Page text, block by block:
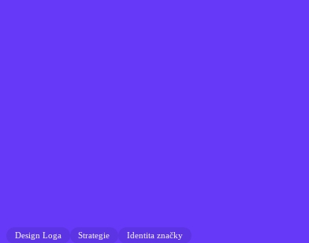
Design Loga Strategie
Identita značky